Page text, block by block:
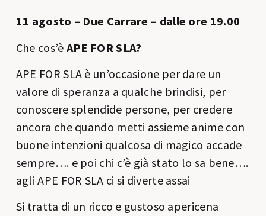
11 agosto – Due Carrare – dalle ore 19.00
Che cos’è APE FOR SLA?
APE FOR SLA è un’occasione per dare un
valore di speranza a qualche brindisi, per
conoscere splendide persone, per credere
ancora che quando metti assieme anime con
buone intenzioni qualcosa di magico accade
sempre…. e poi chi c’è già stato lo sa bene….
agli APE FOR SLA ci si diverte assai
Si tratta di un ricco e gustoso apericena